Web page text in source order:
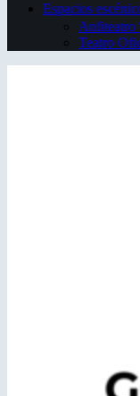
Espacios
Anfiteatro
Teatro